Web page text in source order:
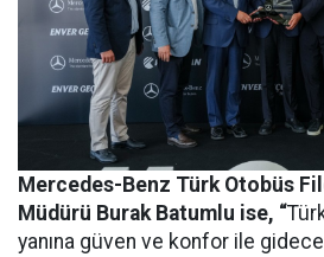
Mercedes-Benz Türk Otobüs
Müdürü Burak Batumlu ise, “
yanına güven ve konfor ile